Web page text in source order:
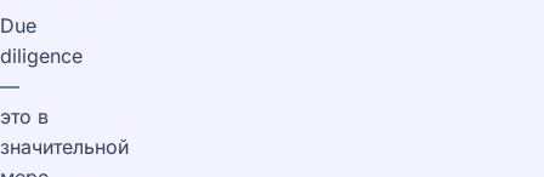
Due
diligence
—
это в
значительной